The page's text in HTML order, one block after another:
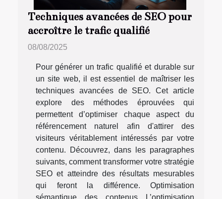
Techniques avancées de SEO pour
accroître le trafic qualifié
08/08/2025
Pour générer un trafic qualifié et durable sur
un site web, il est essentiel de maîtriser les
techniques avancées de SEO. Cet article
explore des méthodes éprouvées qui
permettent d’optimiser chaque aspect du
référencement naturel afin d'attirer des
visiteurs véritablement intéressés par votre
contenu. Découvrez, dans les paragraphes
suivants, comment transformer votre stratégie
SEO et atteindre des résultats mesurables
qui feront la différence. Optimisation